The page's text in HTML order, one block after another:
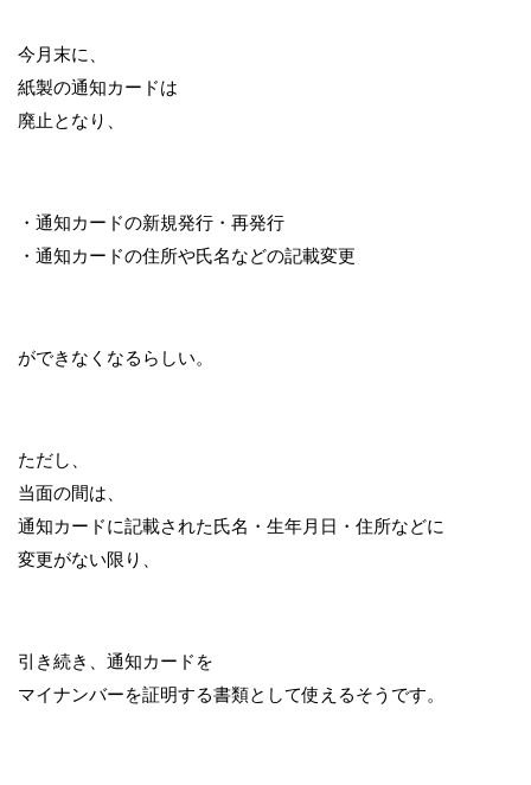
今月末に、
紙製の通知カードは
廃止となり、
・通知カードの新規発行・再発行
・通知カードの住所や氏名などの記載変更
ができなくなるらしい。
ただし、
当面の間は、
通知カードに記載された氏名・生年月日・住所などに
変更がない限り、
引き続き、通知カードを
マイナンバーを証明する書類として使えるそうです。